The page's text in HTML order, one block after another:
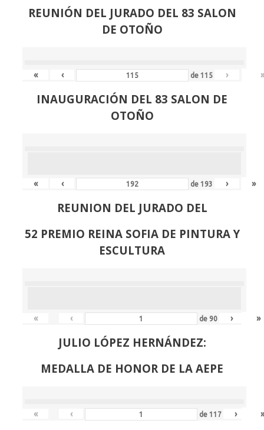
REUNIÓN DEL JURADO DEL 83 SALON
DE OTOÑO
« ‹ de115 ›
INAUGURACIÓN DEL 83 SALON DE
OTOÑO
« ‹ de193 › »
REUNION DEL JURADO DEL
52 PREMIO REINA SOFIA DE PINTURA Y
ESCULTURA
« ‹ de 90 › »
JULIO LÓPEZ HERNÁNDEZ:
MEDALLA DE HONOR DE LA AEPE
« ‹ de117 ›